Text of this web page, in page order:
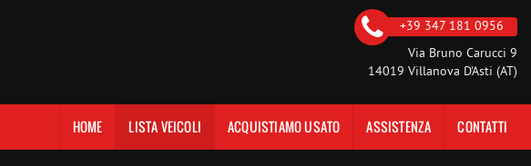
+39 347 181 0956
Via Bruno Carucci 9
14019 Villanova D'Asti (AT)
HOME LISTA VEICOLI ACQUISTIAMO USATO ASSISTENZA CONTATTI